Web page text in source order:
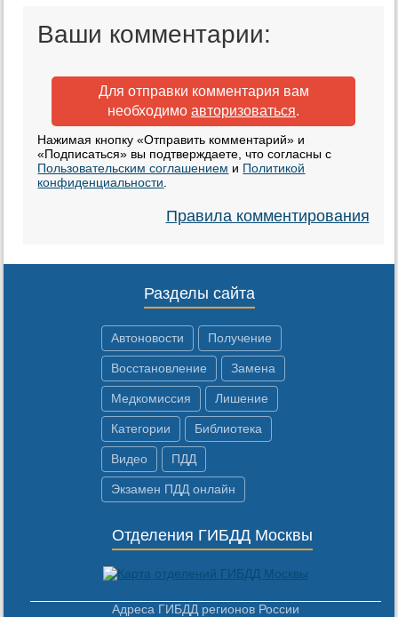
Ваши комментарии:
Для отправки комментария вам
необходимо авторизоваться.
Нажимая кнопку «Отправить комментарий» и
«Подписаться» вы подтверждаете, что согласны с
Пользовательским соглашением и Политикой
конфиденциальности
Правила комментирования
Разделы сайта
Автоновости Получение
Восстановление Замена
Медкомиссия Лишение
Категории Библиотека
Видео ПДД
Экзамен ПДД онлайн
Отделения ГИБДД Москвы
Адреса ГИБДД регионов России